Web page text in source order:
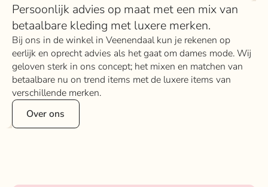
Persoonlijk advies op maat met een mix van
betaalbare kleding met luxere merken.
Bij ons in de winkel in Veenendaal kun je rekenen op
eerlijk en oprecht advies als het gaat om dames mode. Wij
geloven sterk in ons concept; het mixen en matchen van
betaalbare nu on trend items met de luxere items van
verschillende merken.
Over ons